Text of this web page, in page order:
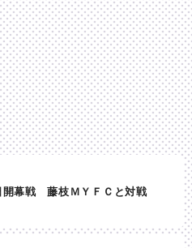
開幕戦 藤枝ＭＹＦＣと対戦